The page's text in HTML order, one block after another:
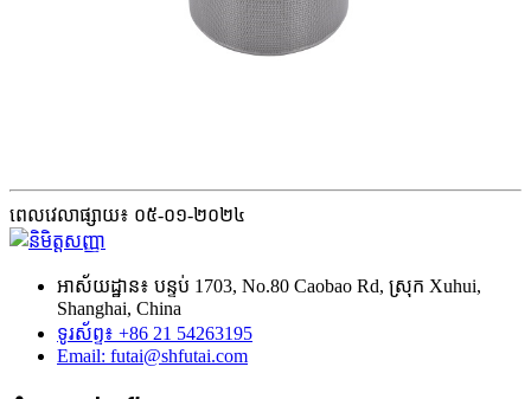
ពេលវេលាផ្សាយ៖ ០៥-០១-២០២៤
អាស័យដ្ឋាន៖ បន្ទប់ 1703, No.80 Caobao Rd, ស្រុក Xuhui,
Shanghai, China
ទូរស័ព្ទ៖ +86 21 54263195
Email: futai@shfutai.com